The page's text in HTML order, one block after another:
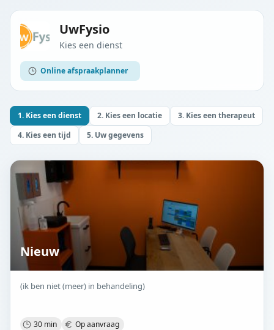
UwFysio
Kies een dienst
Online afspraakplanner
1. Kies een dienst 2. Kies een locatie
3. Kies een therapeut
4. Kies een tijd
5. Uw gegevens
Nieuw
(ik ben niet (meer) in behandeling)
30 min Op aanvraag